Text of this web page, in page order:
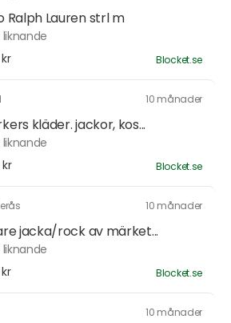
Ralph Lauren strl m
liknande
Blocket.se
10 månader
kläder. jackor, kos...
liknande
Blocket.se
10 månader
jacka/rock av märket...
liknande
Blocket.se
10 månader